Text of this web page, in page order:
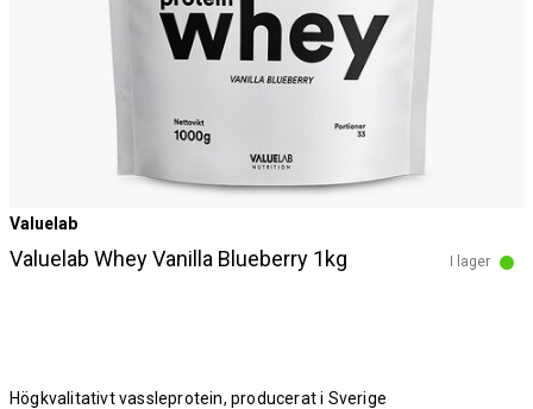
Valuelab
Valuelab Whey Vanilla Blueberry 1kg I lager
Högkvalitativt vassleprotein, producerat i Sverige